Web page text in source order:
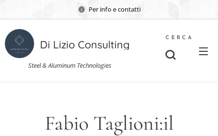
Per info e contatti
Di Lizio Consulting
Steel & Aluminum Technologies
CERCA
Fabio Taglioni:il